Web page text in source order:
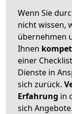
Wenn Sie
nicht wissen,
übernehmen
Ihnen
einer
Dienste in
sich zurück.
Erfahrung in
sich Angebote.